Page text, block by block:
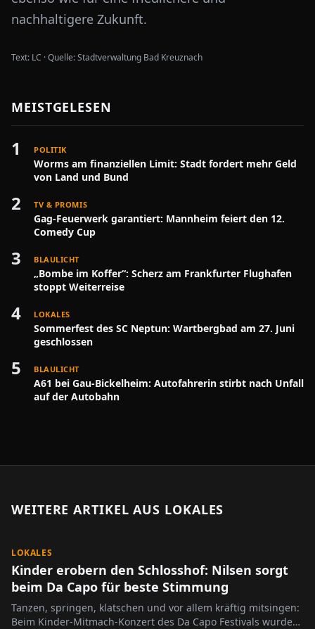
nachhaltigere Zukunft.
Text: LC ·Quelle:Stadtverwaltung Bad Kreuznach
MEISTGELESEN
1 POLITIK
Worms am finanziellen Limit: Stadt fordert mehr Geld
von Land und Bund
2 TV & PROMIS
Gag-Feuerwerk garantiert: Mannheim feiert den 12.
Comedy Cup
3 BLAULICHT
„Bombe im Koffer“: Scherz am Frankfurter Flughafen
stoppt Weiterreise
4 LOKALES
Sommerfest des SC Neptun: Wartbergbad am 27. Juni
geschlossen
5 BLAULICHT
A61 bei Gau-Bickelheim: Autofahrerin stirbt nach Unfall
auf der Autobahn
WEITERE ARTIKEL AUS LOKALES
LOKALES
Kinder erobern den Schlosshof: Nilsen sorgt
beim Da Capo für beste Stimmung
Tanzen, springen, klatschen und vor allem kräftig mitsingen:
Beim Kinder-Mitmach-Konzert des Da Capo Festivals wurde